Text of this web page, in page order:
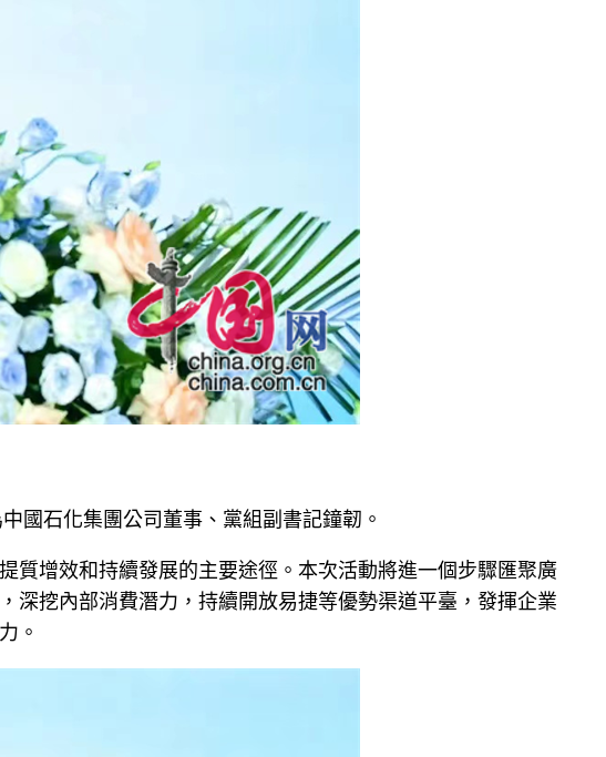
國石化集團公司董事、黨組副書記鐘韌。
質增效和持續發展的主要途徑。本次活動將進一個步驟匯聚廣
深挖內部消費潛力，持續開放易捷等優勢渠道平臺，發揮企業
。